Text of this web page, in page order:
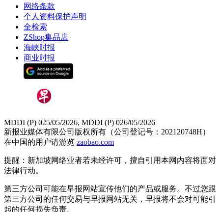
网络条款
个人资料保护声明
全检索
ZShop集品店
海峡时报
商业时报
MDDI (P) 025/05/2026, MDDI (P) 026/05/2026
新报业媒体有限公司版权所有（公司登记号：202120748H）
在中国的用户请游览 zaobao.com
提醒：新加坡网络业者若未经许可，擅自引用本网内容将面对
法律行动。
第三方公司可能在早报网站宣传他们的产品或服务。不过您跟
第三方公司的任何交易与早报网站无关，早报将不会对可能引
起的任何损失负责。